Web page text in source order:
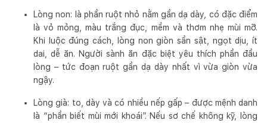
Lòng non: là phần ruột nhỏ nằm gần dạ dày, có đặc điểm
là vỏ mỏng, màu trắng đục, mềm và thơm nhẹ mùi mỡ.
Khi luộc đúng cách, lòng non giòn sần sật, ngọt dịu, ít
dai, dễ ăn. Người sành ăn đặc biệt yêu thích phần đầu
lòng – tức đoạn ruột gần dạ dày nhất vì vừa giòn vừa
ngậy.
Lòng già: to, dày và có nhiều nếp gấp – được mệnh danh
là “phần biết mùi mới khoái”. Nếu sơ chế không kỹ, lòng